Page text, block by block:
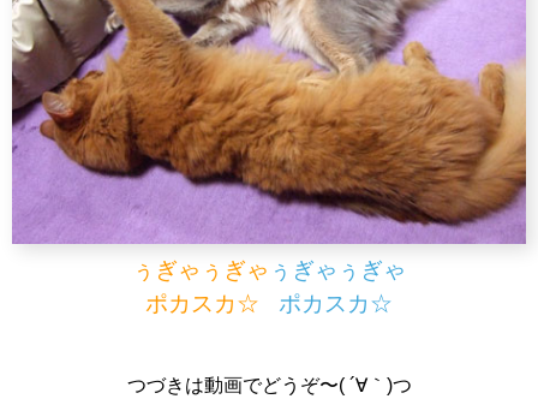
ぅぎゃぅぎゃ ぅぎゃぅぎゃ
ポカスカ☆
ポカスカ☆
つづきは動画でどうぞ〜( ´∀｀)つ